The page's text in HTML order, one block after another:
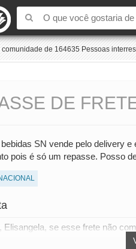
comunidade de 164635 Pessoas
DE
SN vende pelo delivery
pois é só um repasse. Posso
Elisangela, se esse frete não